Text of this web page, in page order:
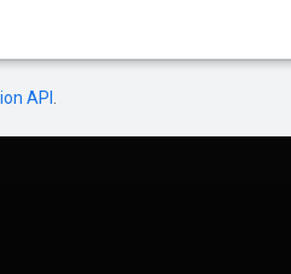
API